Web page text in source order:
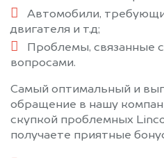
Автомобили,
двигателя и т.д;
Проблемы, связанные
вопросами.
Самый оптимальный и
обращение в нашу
скупкой проблемных
получаете приятные